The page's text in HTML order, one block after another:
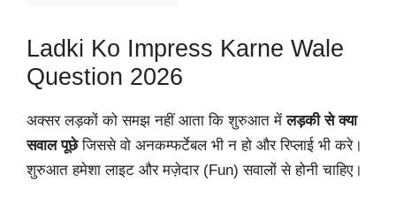
Ladki Ko Impress Karne Wale
Question 2026
अक्सर लड़कों को समझ नहीं आता कि शुरुआत मेंलड़की से क्या
सवाल पूछेजिससे वो अनकम्फर्टेबल भी न हो और रिप्लाई भी करे।
शुरुआत हमेशा लाइट और मज़ेदार (Fun) सवालों से होनी चाहिए।